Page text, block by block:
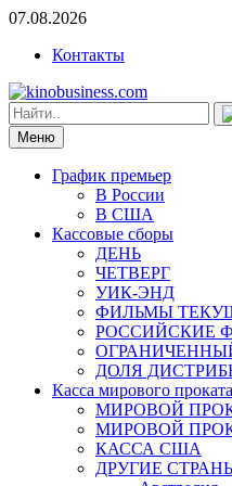
07.08.2026
Контакты
Меню
График премьер
В России
В США
Кассовые сборы
ДЕНЬ
ЧЕТВЕРГ
УИК-ЭНД
ФИЛЬМЫ
РОССИЙСКИЕ
ДОЛЯ
Касса мирового проката
МИРОВОЙ
МИРОВОЙ
КАССА США
ДРУГИЕ